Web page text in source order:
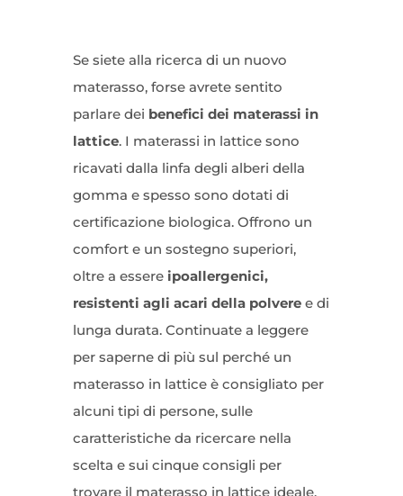
Se siete alla ricerca di un nuovo
materasso, forse avrete sentito
parlare dei benefici dei materassi in
lattice. I materassi in lattice sono
ricavati dalla linfa degli alberi della
gomma e spesso sono dotati di
certificazione biologica. Offrono un
comfort e un sostegno superiori,
oltre a essere ipoallergenici,
resistenti agli acari della polveree di
lunga durata. Continuate a leggere
per saperne di più sul perché un
materasso in lattice è consigliato per
alcuni tipi di persone, sulle
caratteristiche da ricercare nella
scelta e sui cinque consigli per
trovare il materasso in lattice ideale.